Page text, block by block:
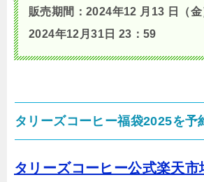
販売期間：2024年12 月13 日（
2024年12月31日 23：59
タリーズコーヒー福袋2025を予
タリーズコーヒー公式楽天市